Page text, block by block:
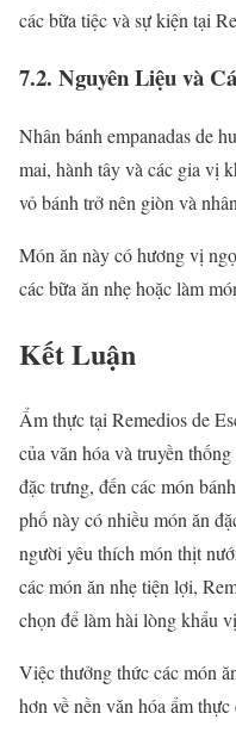
các bữa tiệc và sự kiện tại
7.2. Nguyên Liệu và
Nhân bánh empanadas de
mai, hành tây và các gia vị
vỏ bánh trở nên giòn và
Món ăn này có hương vị
các bữa ăn nhẹ hoặc làm
Kết Luận
Ẩm thực tại Remedios de
của văn hóa và truyền
đặc trưng, đến các món
phố này có nhiều món ăn
người yêu thích món thịt
các món ăn nhẹ tiện lợi,
chọn để làm hài lòng khẩu
Việc thưởng thức các món
hơn về nền văn hóa ẩm